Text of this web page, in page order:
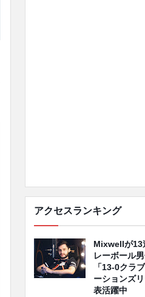
アクセスランキング
Mixwellが13
レーボール
「13-0クラ
ーションズ
表活躍中